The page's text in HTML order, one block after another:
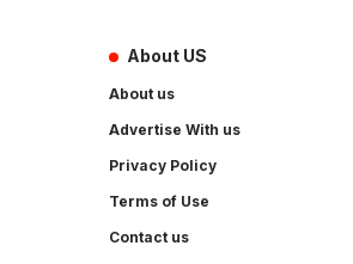
About US
About us
Advertise With us
Privacy Policy
Terms of Use
Contact us